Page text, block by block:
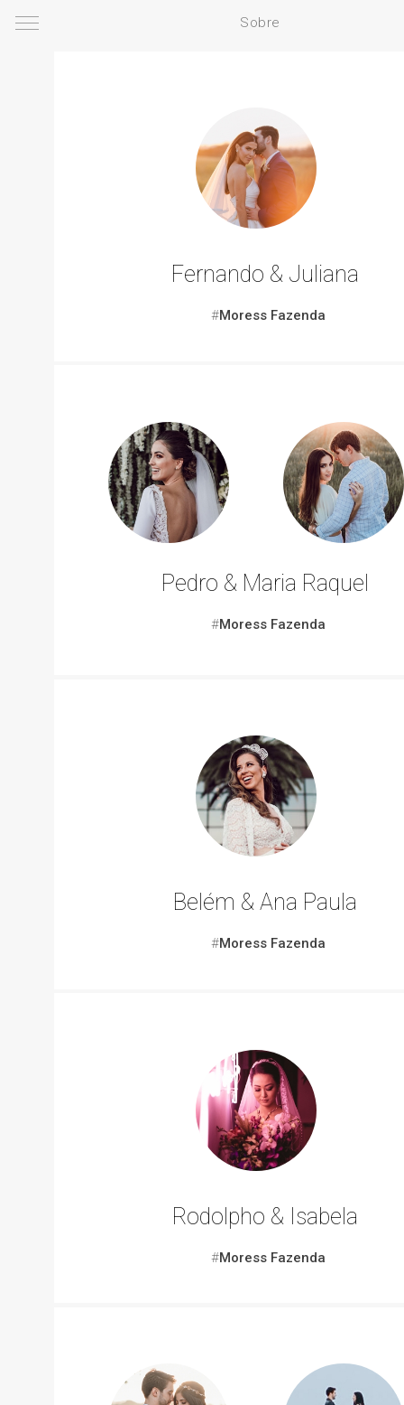
Sobre
Fernando & Juliana
#Moress Fazenda
Pedro & Maria Raquel
#Moress Fazenda
Belém & Ana Paula
#Moress Fazenda
Rodolpho & Isabela
#Moress Fazenda